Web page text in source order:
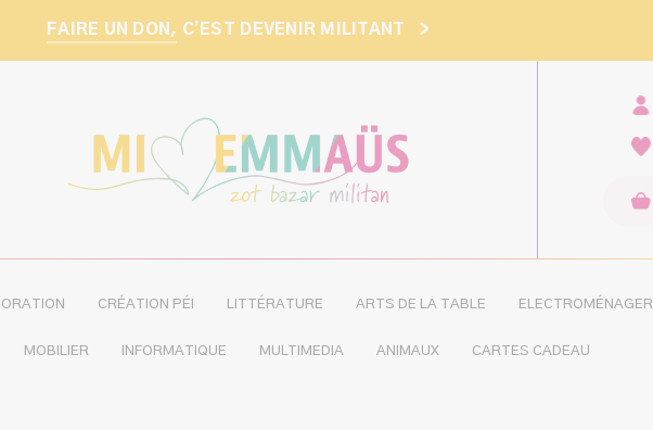
FAIRE UN DON, C’EST DEVENIR MILITANT >
CRÉATION PÉI LITTÉRATURE ARTS DE LA TABLE ELECTROMÉNAGER
MOBILIER INFORMATIQUE MULTIMEDIA ANIMAUX CARTES CADEAU